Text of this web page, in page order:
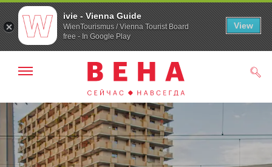
К
навигации
К
содержанию
Показать/
навигации
ivie - Vienna Guide
WienTourismus / Vienna Tourist Board
free - In Google Play
View